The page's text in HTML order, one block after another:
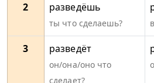
2 разведёшь
ты что сделаешь?
3 разведёт
он/она/оно что
сделает?